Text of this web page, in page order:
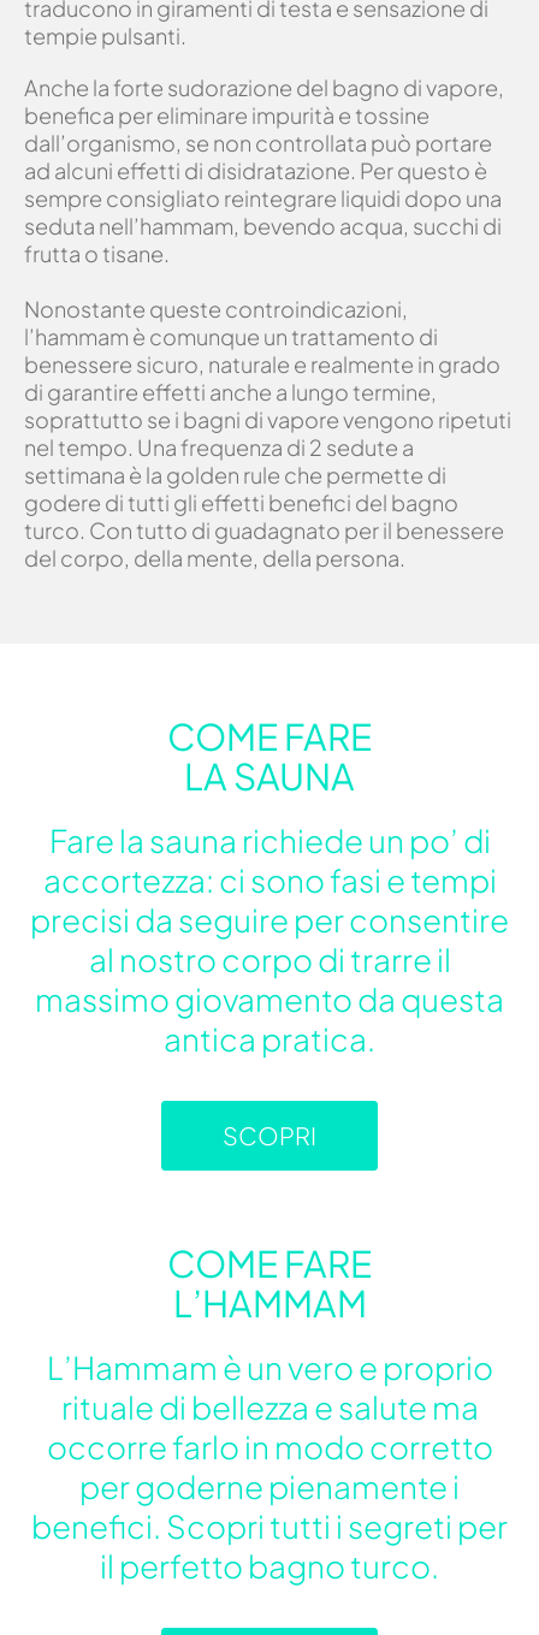
traducono in giramenti di testa e sensazione di
tempie pulsanti.
Anche la forte sudorazione del bagno di vapore,
benefica per eliminare impurità e tossine
dall’organismo, se non controllata può portare
ad alcuni effetti di disidratazione. Per questo è
sempre consigliato reintegrare liquidi dopo una
seduta nell’hammam, bevendo acqua, succhi di
frutta o tisane.
Nonostante queste controindicazioni,
l’hammam è comunque un trattamento di
benessere sicuro, naturale e realmente in grado
di garantire effetti anche a lungo termine,
soprattutto se i bagni di vapore vengono ripetuti
nel tempo. Una frequenza di 2 sedute a
settimana è la golden rule che permette di
godere di tutti gli effetti benefici del bagno
turco. Con tutto di guadagnato per il benessere
del corpo, della mente, della persona.
COME FARE
LA SAUNA
Fare la sauna richiede un po’ di
accortezza: ci sono fasi e tempi
precisi da seguire per consentire
al nostro corpo di trarre il
massimo giovamento da questa
antica pratica.
SCOPRI
COME FARE
L’HAMMAM
L’Hammam è un vero e proprio
rituale di bellezza e salute ma
occorre farlo in modo corretto
per goderne pienamente i
benefici. Scopri tutti i segreti per
il perfetto bagno turco.